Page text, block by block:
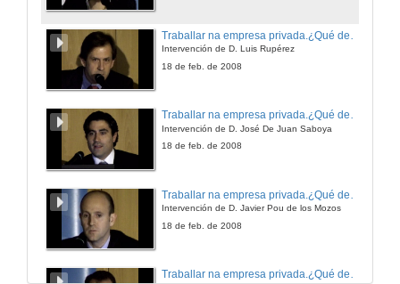
Intervención de D. Luis Rupérez
18 de feb. de 2008
Traballar na empresa privada.¿Qué demandadn as empresas das/os universitarias/os? Expectativas e punto de vista de demandantes de emprego. ¿Cómo e onde coñecer as súas ofertas de emprego?
Intervención de D. José De Juan Saboya
18 de feb. de 2008
Intervención de D. Javier Pou de los Mozos
18 de feb. de 2008
Traballar na empresa privada.¿Qué demandadn as empresas das/os universitarias/os? Expectativas e punto de vista de demandantes de emprego. ¿Cómo e onde coñecer as súas ofertas de emprego?